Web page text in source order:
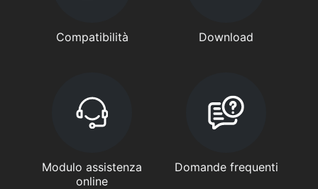
Compatibilità Download
Modulo assistenza
online
Domande frequenti